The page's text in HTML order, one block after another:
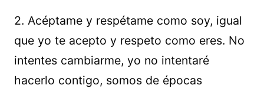
2. Acéptame y respétame como soy, igual
que yo te acepto y respeto como eres. No
intentes cambiarme, yo no intentaré
hacerlo contigo, somos de épocas